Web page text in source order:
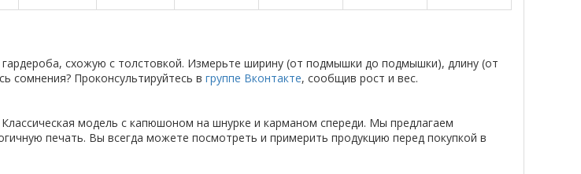
схожую с толстовкой. Измерьте ширину (от подмышки до подмышки), длину (от
сомнения? Проконсультируйтесь в группе Вконтакте, сообщив рост и вес.
модель с капюшоном на шнурке и карманом спереди. Мы предлагаем
печать. Вы всегда можете посмотреть и примерить продукцию перед покупкой в